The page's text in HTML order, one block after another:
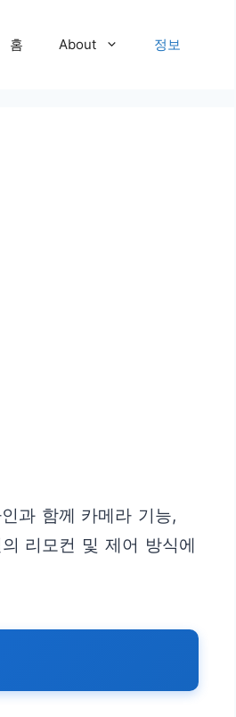
홈 About 정보
과 함께 카메라 기능,
리모컨 및 제어 방식에